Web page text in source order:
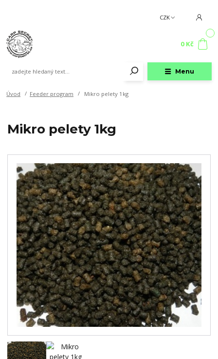
Menu
CZK
0 Kč
Úvod Feeder program Mikro pelety 1kg
Mikro pelety 1kg